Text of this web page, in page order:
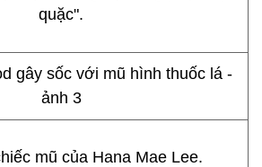
quặc".
mũ của Hana Mae Lee.